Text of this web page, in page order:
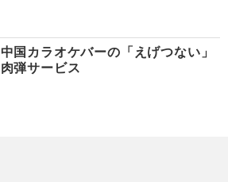
中国カラオケバーの「えげつない」
肉弾サービス